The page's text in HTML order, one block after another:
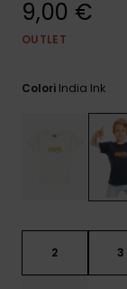
9,00 €
OUTLET
Colori India Ink
2 3